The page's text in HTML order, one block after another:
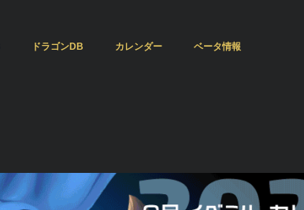
ドラゴンDB カレンダー ベータ情報